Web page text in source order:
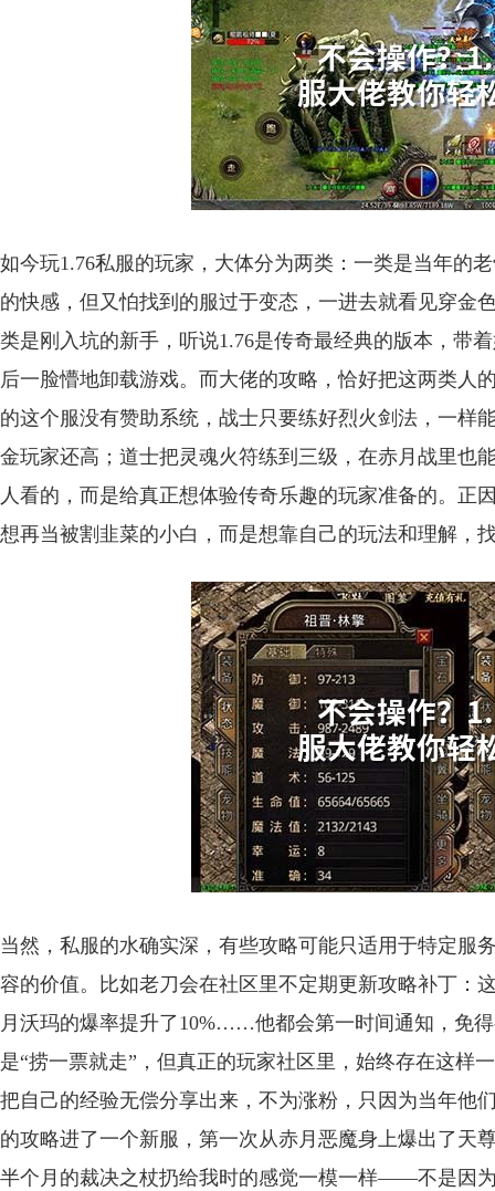
如今玩1.76私服的玩家，大体分为两类：一类是当年的
的快感，但又怕找到的服过于变态，一进去就看见穿金
类是刚入坑的新手，听说1.76是传奇最经典的版本，带
后一脸懵地卸载游戏。而大佬的攻略，恰好把这两类人
的这个服没有赞助系统，战士只要练好烈火剑法，一样
金玩家还高；道士把灵魂火符练到三级，在赤月战里也
人看的，而是给真正想体验传奇乐趣的玩家准备的。
想再当被割韭菜的小白，而是想靠自己的玩法和理解，
当然，私服的水确实深，有些攻略可能只适用于特定服
容的价值。比如老刀会在社区里不定期更新攻略补丁：
月沃玛的爆率提升了10%……他都会第一时间通知，免
是“捞一票就走”，但真正的玩家社区里，始终存在这样
把自己的经验无偿分享出来，不为涨粉，只因为当年他
的攻略进了一个新服，第一次从赤月恶魔身上爆出了天
半个月的裁决之杖扔给我时的感觉一模一样——不是因